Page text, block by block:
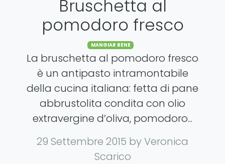
Bruschetta al
pomodoro fresco
Categories
MANGIAR BENE
La bruschetta al pomodoro fresco
è un antipasto intramontabile
della cucina italiana: fetta di pane
abbrustolita condita con olio
extravergine d’oliva, pomodoro...
29 Settembre 2015 by Veronica
Scarico